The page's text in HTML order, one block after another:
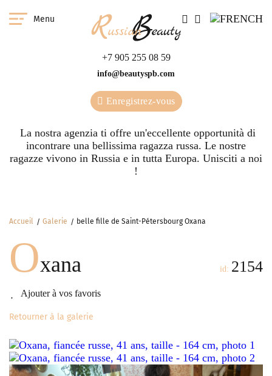
Menu
+7 905 255 08 59
info@beautyspb.com
Enregistrez-vous
La nostra agenzia ti offre un'eccellente opportunità di
incontrare una bellissima ragazza russa. Le nostre
ragazze vivono in Russia e in tutta Europa. Unisciti a noi
!
Accueil Galerie belle fille de Saint-Pétersbourg Oxana
Oxana
Ajouter à vos favoris
id: 2154
Retourner à la galerie